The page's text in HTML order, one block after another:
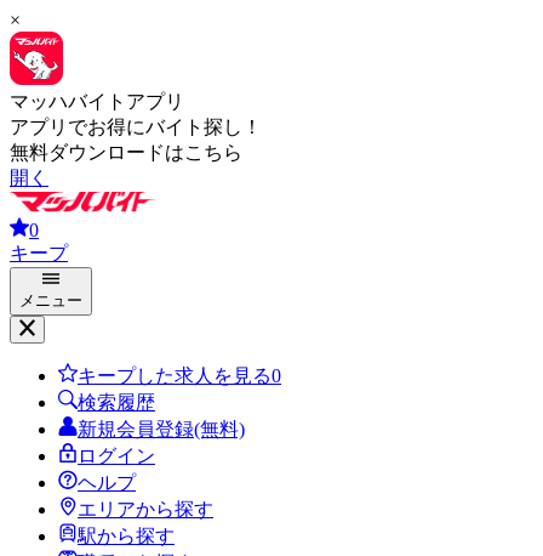
×
マッハバイトアプリ
アプリでお得にバイト探し！
無料ダウンロードはこちら
開く
0
キープ
メニュー
キープした求人を見る0
検索履歴
新規会員登録(無料)
ログイン
ヘルプ
エリアから探す
駅から探す